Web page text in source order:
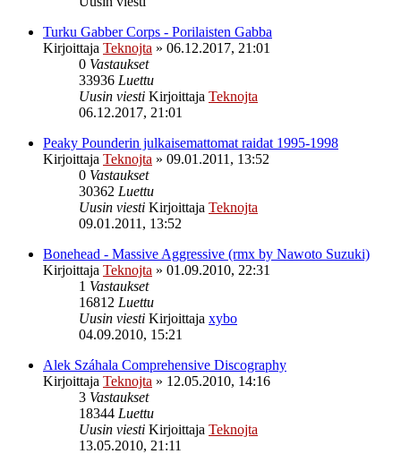
Turku Gabber Corps - Porilaisten Gabba
Kirjoittaja Teknojta » 06.12.2017, 21:01
0 Vastaukset
33936 Luettu
Uusin viesti Kirjoittaja Teknojta
06.12.2017, 21:01
Peaky Pounderin julkaisemattomat raidat 1995-1998
Kirjoittaja Teknojta » 09.01.2011, 13:52
0 Vastaukset
30362 Luettu
Uusin viesti Kirjoittaja Teknojta
09.01.2011, 13:52
Bonehead - Massive Aggressive (rmx by Nawoto Suzuki)
Kirjoittaja Teknojta » 01.09.2010, 22:31
1 Vastaukset
16812 Luettu
Uusin viesti Kirjoittaja xybo
04.09.2010, 15:21
Alek Száhala Comprehensive Discography
Kirjoittaja Teknojta » 12.05.2010, 14:16
3 Vastaukset
18344 Luettu
Uusin viesti Kirjoittaja Teknojta
13.05.2010, 21:11